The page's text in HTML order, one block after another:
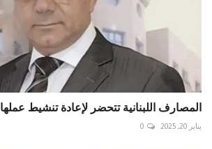
المصارف اللبنانية تتحضر لإعادة تنشيط عملها
يناير 20, 2025 0